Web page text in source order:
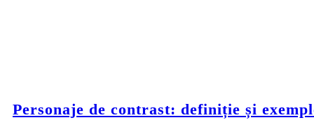
Personaje de contrast: definiție și